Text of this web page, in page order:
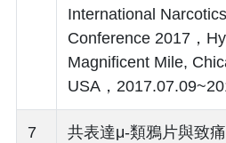
International
Conference 2017，
Magnificent Mile,
USA，
7
共表達μ-類鴉片與致